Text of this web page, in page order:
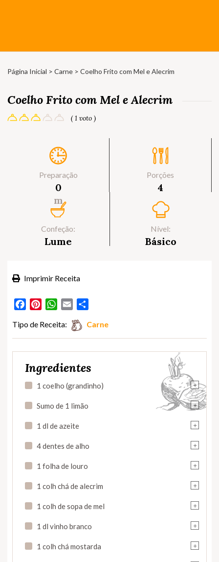
Página Inicial > Carne > Coelho Frito com Mel e Alecrim
Coelho Frito com Mel e Alecrim
( 1 voto )
Preparação
0
m
Porções
4
Confeção:
Lume
Nível:
Básico
Imprimir Receita
FacebookPinterestWhatsApp
Email
Tipo de Receita: Carne
Ingredientes
+
1 coelho (grandinho)
+
Sumo de 1 limão
+
1 dl de azeite
+
4 dentes de alho
+
1 folha de louro
+
1 colh chá de alecrim
+
1 colh de sopa de mel
+
1 dl vinho branco
+
1 colh chá mostarda